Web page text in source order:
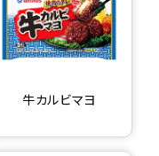
牛カルビマヨ